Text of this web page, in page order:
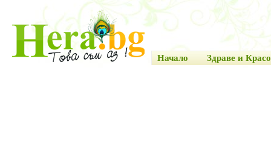
Начало Здраве и